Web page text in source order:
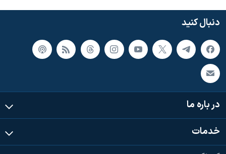
دنبال کنید
در باره ما
خدمات